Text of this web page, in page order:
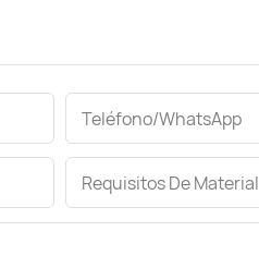
Teléfono/WhatsApp
Requisitos De Material